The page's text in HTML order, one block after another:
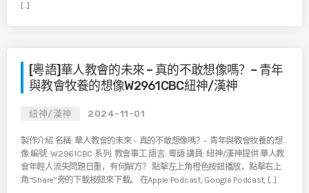
[…]
[粵語]華人教會的未來 – 真的不敢想像嗎？– 青年
與教會牧養的想像W2961CBC紐神/漢神
紐神/漢神 2024-11-01
製作介紹 名稱: 華人教會的未來 – 真的不敢想像嗎？– 青年與教會牧養的想
像 編號: W2961CBC 系列: 教會事工 語言: 粵語 講員: 紐神/漢神提供 華人教
會年輕人流失問題日重，有何解方？ 點擊左上角橙色按鈕播放，點擊右上
角“Share”旁的下載按鈕來下載。 在Apple Podcast, Google Podcast, […]